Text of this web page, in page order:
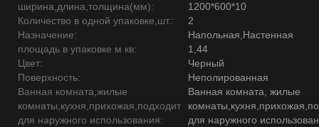
ширина,длина,толщина(мм):
1200*600*10
Количество в одной упаковке,шт.:
2
Назначение:
Напольная,Настенная
площадь в упаковке м кв:
1,44
Цвет:
Черный
Поверхность:
Неполированная
Ванная комната,жилые
комнаты,кухня,прихожая,подходит
для наружного использования:
Ванная комната, жилые
для наружного